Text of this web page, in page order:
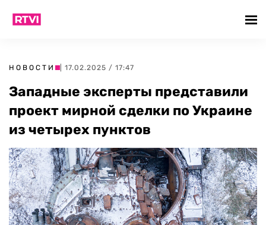
НОВОСТИ | 17.02.2025 / 17:47
Западные эксперты представили
проект мирной сделки по Украине
из четырех пунктов